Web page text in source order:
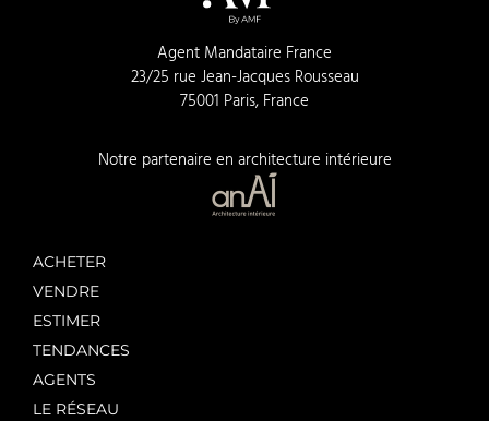
Agent Mandataire France
23/25 rue Jean-Jacques Rousseau
75001 Paris, France
Notre partenaire en architecture intérieure
ACHETER
VENDRE
ESTIMER
TENDANCES
AGENTS
LE RÉSEAU